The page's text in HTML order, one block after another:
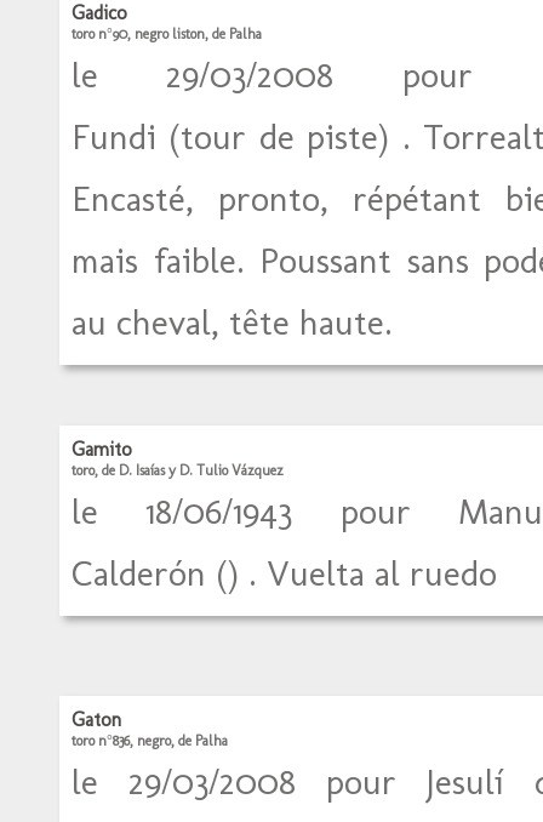
Gadico
toro n°90, negro liston, de Palha
le 29/03/2008 pour
Fundi (tour de piste) .
Encasté, pronto, répétant
mais faible. Poussant sans
au cheval, tête haute.
Gamito
toro, de D. Isaías y D. Tulio Vázquez
le 18/06/1943 pour
Calderón () . Vuelta al ruedo
Gaton
toro n°836, negro, de Palha
le 29/03/2008 pour Jesulí